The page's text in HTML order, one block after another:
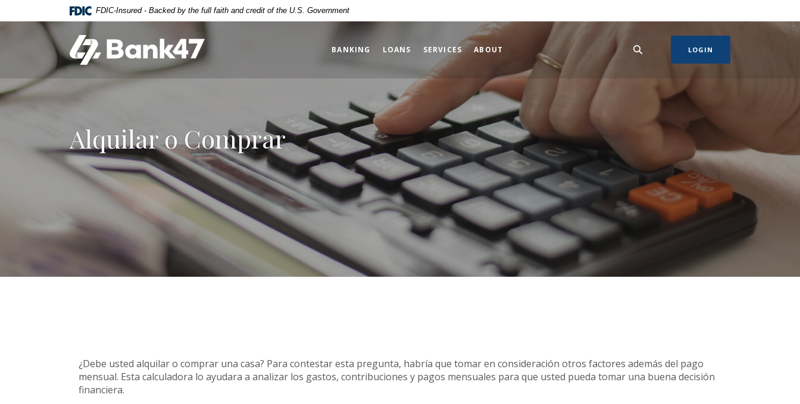
Skip
Skip
to
footer
Acrobat
higher
to
view
FDIC-Insured - Backed by the full faith and credit of the U.S. Government
Bank47
BANKING LOANS SERVICES ABOUT LOGIN
Alquilar o Comprar
¿Debe usted alquilar o comprar una casa? Para contestar esta pregunta, habría que tomar en consideración otros factores además del pago
mensual. Esta calculadora lo ayudara a analizar los gastos, contribuciones y pagos mensuales para que usted pueda tomar una buena decisión
financiera.